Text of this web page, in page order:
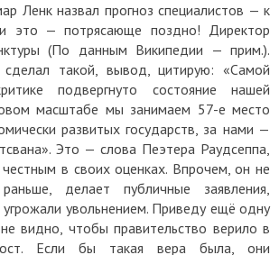
Ленк назвал прогноз специалистов — к
— потрясающе поздно! Директор
(По данным Википедии — прим.).
сделал такой, вывод, цитирую: «Самой
подвергнуто состояние нашей
масштабе мы занимаем 57-е место
развитых государств, за нами —
Это — слова Пеэтера Раудсеппа,
в своих оценках. Впрочем, он не
делает публичные заявления,
угрожали увольнением. Приведу ещё одну
видно, чтобы правительство верило в
Если бы такая вера была, они